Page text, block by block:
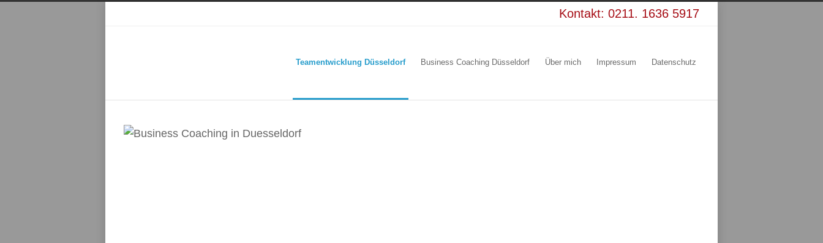
Kontakt: 0211. 1636 5917
Teamentwicklung Düsseldorf Business Coaching Düsseldorf Über mich Impressum Datenschutz